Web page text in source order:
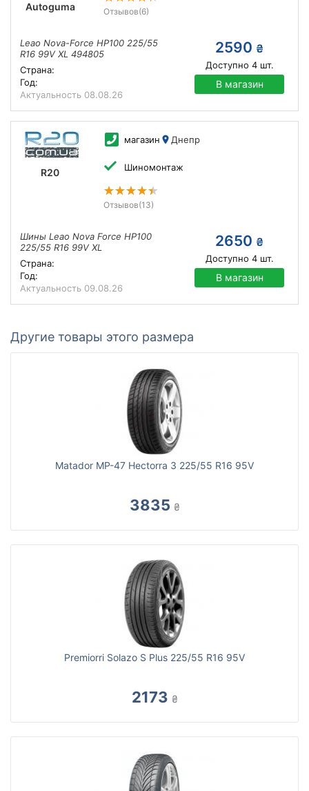
Autoguma Отзывов(6)
Leao Nova-Force HP100 225/55
R16 99V XL 494805
Страна:
Год:
Актуальность 08.08.26
2590 ₴
Доступно 4шт.
В магазин
R20
магазин Днепр
Шиномонтаж
Отзывов(13)
Шины Leao Nova Force HP100
225/55 R16 99V XL
Страна:
Год:
Актуальность 09.08.26
2650 ₴
Доступно 4шт.
В магазин
Другие товары этого размера
Matador MP-47 Hectorra 3 225/55 R16 95V
3835 ₴
Premiorri Solazo S Plus 225/55 R16 95V
2173 ₴